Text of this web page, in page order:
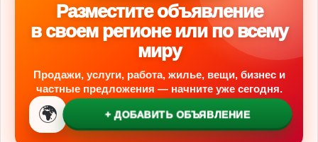
Разместите объявление
в своем регионе или по всему
миру
Продажи, услуги, работа, жилье, вещи, бизнес и
частные предложения — начните уже сегодня.
🌍 + ДОБАВИТЬ ОБЪЯВЛЕНИЕ